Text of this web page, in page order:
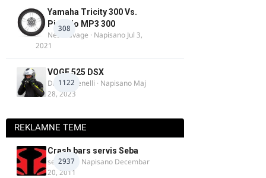
308
Yamaha Tricity 300 Vs.
Piaggio MP3 300
Nesasavage · Napisano Jul 3,
2021
1122
VOGE 525 DSX
DraganBenelli · Napisano Maj
28, 2023
REKLAMNE TEME
2937
Crash bars servis Seba
seba011 · Napisano Decembar
20, 2011